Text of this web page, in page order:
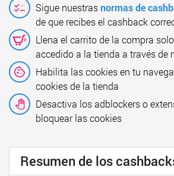
Sigue nuestrasnormas de
de que recibes el cashback
Llena el carrito de la compra
accedido a la tienda a través de
Habilita las cookies en tu
cookies de la tienda
Desactiva los adblockers o
bloquear las cookies
Resumen de los